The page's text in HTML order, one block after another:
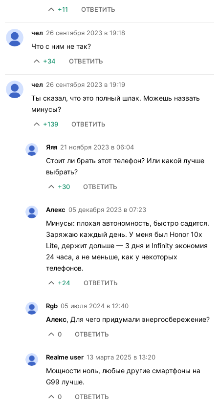
+11 ОТВЕТИТЬ
чел 26 сентября 2023 в 19:18
Что с ним не так?
+34 ОТВЕТИТЬ
чел 26 сентября 2023 в 19:19
Ты сказал, что это полный шлак. Можешь назвать
минусы?
+139 ОТВЕТИТЬ
Яяя 21 ноября 2023 в 06:04
Стоит ли брать этот телефон? Или какой лучше
выбрать?
+30 ОТВЕТИТЬ
Алекс 05 декабря 2023 в 07:23
Минусы: плохая автономность, быстро садится.
Заряжаю каждый день. У меня был Honor 10x
Lite, держит дольше — 3 дня и Infinity экономия
24 часа, а не меньше, как у некоторых
телефонов.
+24 ОТВЕТИТЬ
Rgb 05 июля 2024 в 12:40
Алекс, Для чего придумали энергосбережение?
0 ОТВЕТИТЬ
Realme user 13 марта 2025 в 13:20
Мощности ноль, любые другие смартфоны на
G99 лучше.
0 ОТВЕТИТЬ